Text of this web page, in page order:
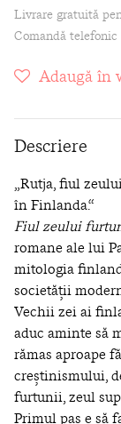
Livrare gratuită
Comandă
Adaugă în
Descriere
„Rutja, fiul
în Finlanda.“
Fiul zeului
romane ale lui
mitologia
societății
Vechii zei ai
aduc aminte să
rămas aproape
creștinismului,
furtunii, zeul
Primul pas e să